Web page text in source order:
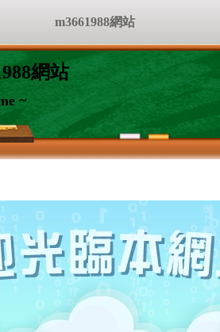
網站
~
m3661988網站